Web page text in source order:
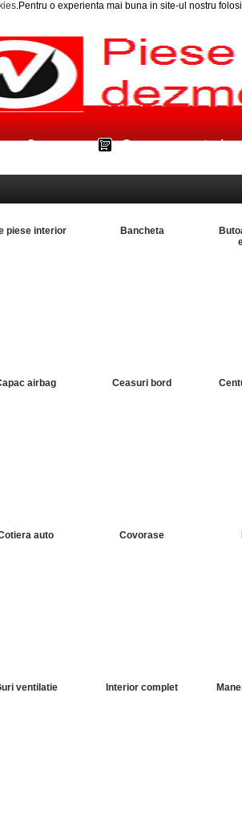
.Pentru o experienta mai buna in site-ul nostru
Cos cumparaturi
piese interior Bancheta
airbag Ceasuri bord
auto Covorase
ventilatie Interior complet